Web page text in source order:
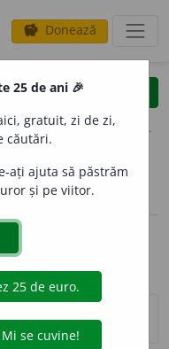
savings Donează
clear
opțiuni
25 de ani 🎉
gratuit, zi de zi,
căutări.
ați ajuta să păstrăm
și pe viitor.